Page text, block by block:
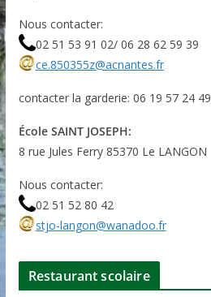
Nous contacter:
02 51 53 91 02/ 06 28 62 59 39
ce.850355z@acnantes.fr
contacter la garderie: 06 19 57 24 49
École SAINT JOSEPH:
8 rue Jules Ferry 85370 Le LANGON
Nous contacter:
02 51 52 80 42
stjo-langon@wanadoo.fr
Restaurant scolaire